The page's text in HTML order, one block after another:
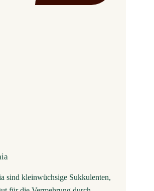
sind kleinwüchsige Sukkulenten,